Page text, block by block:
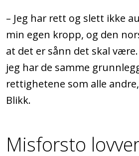
– Jeg har rett og slett ikke
min egen kropp, og den
at det er sånn det skal
jeg har de samme
rettighetene som alle
Blikk.
Misforsto